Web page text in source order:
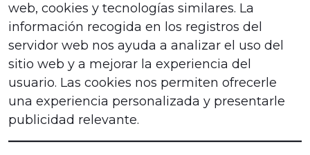
web, cookies y tecnologías similares. La
información recogida en los registros del
servidor web nos ayuda a analizar el uso del
sitio web y a mejorar la experiencia del
usuario. Las cookies nos permiten ofrecerle
una experiencia personalizada y presentarle
publicidad relevante.